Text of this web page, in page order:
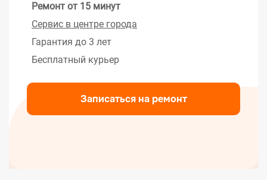
Ремонт от 15 минут
Сервис в центре города
Гарантия до 3 лет
Бесплатный курьер
Записаться на ремонт